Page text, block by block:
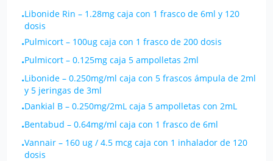
•Libonide Rin – 1.28mg caja con 1 frasco de 6ml y 120
dosis
•Pulmicort– 100ug caja con 1 frasco de 200 dosis
•Pulmicort –0.125mg caja 5 ampolletas 2ml
•Libonide–0.250mg/ml caja con 5 frascos ámpula de 2ml
y 5 jeringas de 3ml
•Dankial B –0.250mg/2mL caja 5 ampolletas con 2mL
•Bentabud –0.64mg/ml caja con 1 frasco de 6ml
•Vannair– 160 ug / 4.5 mcg caja con 1 inhalador de 120
dosis